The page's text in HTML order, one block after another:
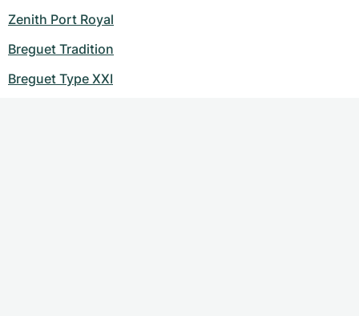
Zenith Port Royal
Breguet Tradition
Breguet Type XXI